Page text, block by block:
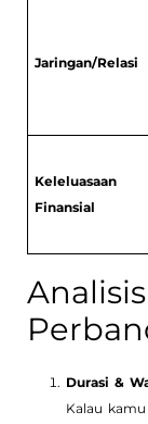
Jaringan/Relasi
Keleluasaan
Finansial
Durasi &
Kalau